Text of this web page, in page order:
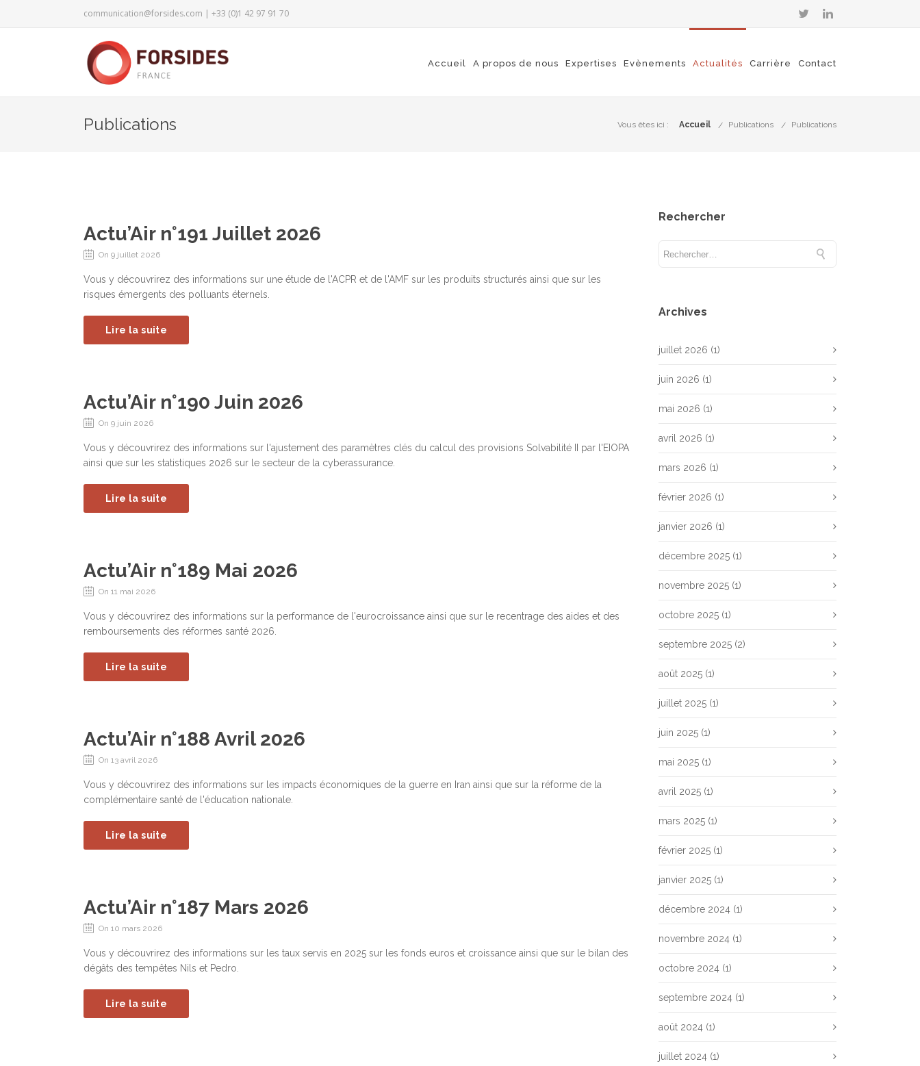
communication@forsides.com | +33 (0)1 42 97 91 70
Accueil A propos de nous Expertises Evènements Actualités Carrière Contact
Publications Vous êtes ici : Accueil Publications Publications
Actu’Air n°191 Juillet 2026
On 9 juillet 2026
Vous y découvrirez des informations sur une étude de l'ACPR et de l'AMF sur les produits structurés ainsi que sur les
risques émergents des polluants éternels.
Lire la suite
Actu’Air n°190 Juin 2026
On 9 juin 2026
Vous y découvrirez des informations sur l'ajustement des paramètres clés du calcul des provisions Solvabilité II par l'EIOPA
ainsi que sur les statistiques 2026 sur le secteur de la cyberassurance.
Lire la suite
Actu’Air n°189 Mai 2026
On 11 mai 2026
Vous y découvrirez des informations sur la performance de l'eurocroissance ainsi que sur le recentrage des aides et des
remboursements des réformes santé 2026.
Lire la suite
Actu’Air n°188 Avril 2026
On 13 avril 2026
Vous y découvrirez des informations sur les impacts économiques de la guerre en Iran ainsi que sur la réforme de la
complémentaire santé de l'éducation nationale.
Lire la suite
Actu’Air n°187 Mars 2026
On 10 mars 2026
Vous y découvrirez des informations sur les taux servis en 2025 sur les fonds euros et croissance ainsi que sur le bilan des
dégâts des tempêtes Nils et Pedro.
Lire la suite
Rechercher
Archives
juillet 2026 (1)
juin 2026 (1)
mai 2026 (1)
avril 2026 (1)
mars 2026 (1)
février 2026 (1)
janvier 2026 (1)
décembre 2025 (1)
novembre 2025 (1)
octobre 2025 (1)
septembre 2025 (2)
août 2025 (1)
juillet 2025 (1)
juin 2025 (1)
mai 2025 (1)
avril 2025 (1)
mars 2025 (1)
février 2025 (1)
janvier 2025 (1)
décembre 2024 (1)
novembre 2024 (1)
octobre 2024 (1)
septembre 2024 (1)
août 2024 (1)
juillet 2024 (1)